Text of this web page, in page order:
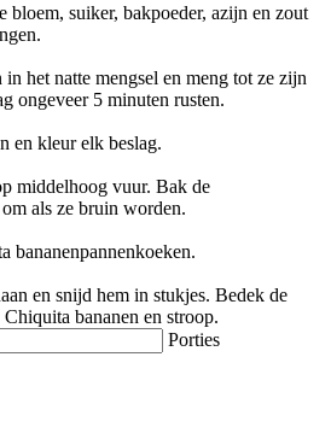
bloem, suiker, bakpoeder, azijn en zout
het natte mengsel en meng tot ze zijn
ongeveer 5 minuten rusten.
en kleur elk beslag.
middelhoog vuur. Bak de
als ze bruin worden.
bananenpannenkoeken.
en snijd hem in stukjes. Bedek de
bananen en stroop.
Porties